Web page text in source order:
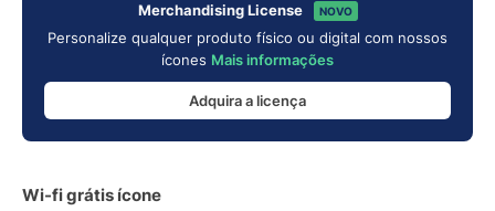
Merchandising License NOVO
Personalize qualquer produto físico ou digital com nossos
ícones Mais informações
Adquira a licença
Wi-fi grátis ícone